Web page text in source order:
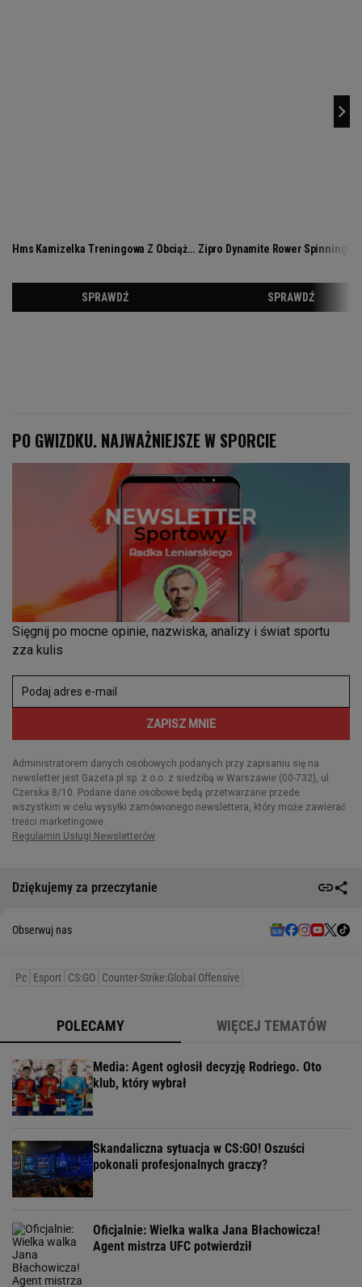
Dziękujemy za przeczytanie
Obserwuj nas
Pc Esport CS:GO Counter-Strike:Global Offensive
POLECAMY WIĘCEJ TEMATÓW
Media: Agent ogłosił decyzję Rodriego. Oto
klub, który wybrał
Skandaliczna sytuacja w CS:GO! Oszuści
pokonali profesjonalnych graczy?
Oficjalnie: Wielka walka Jana Błachowicza!
Agent mistrza UFC potwierdził